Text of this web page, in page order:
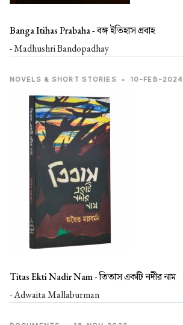
Banga Itihas Prabaha -বঙ্গ ইতিহাস প্রবাহ
- Madhushri Bandopadhay
NOVELS & SHORT STORIES • 10-FEB-2024
Titas Ekti Nadir Nam -তিতাস একটি নদীর নাম
- Adwaita Mallaburman